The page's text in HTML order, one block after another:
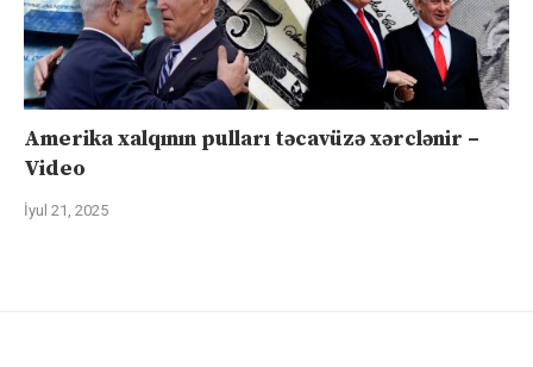
Amerika xalqının pulları təcavüzə xərclənir –
Video
İyul 21, 2025